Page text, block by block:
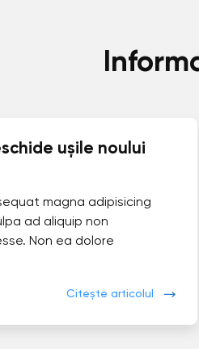
ușile noului
magna adipisicing
ad aliquip non
Non ea dolore
Citește articolul